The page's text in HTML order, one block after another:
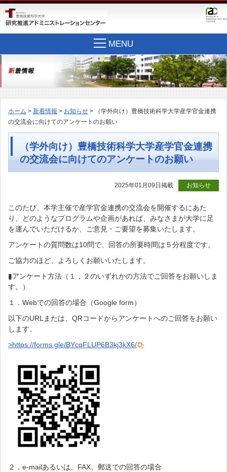
MENU
ホーム > 新着情報 > お知らせ > （学外向け）豊橋技術科学大学産学官金連携
の交流会に向けてのアンケートのお願い
（学外向け）豊橋技術科学大学産学官金連携
の交流会に向けてのアンケートのお願い
お知らせ
2025年01月09日掲載
このたび、本学主催で産学官金連携の交流会を開催するにあた
り、どのようなプログラムや企画があれば、みなさまが大学に足
を運んでいただけるか、ご意見・ご要望を募集いたします。
アンケートの質問数は10問で、回答の所要時間は５分程度です。
ご協力のほど、よろしくお願いいたします。
▮アンケート方法（１，２のいずれかの方法でご回答をお願いしま
す。）
１．Webでの回答の場合（Google form）
以下のURL または、 QRコードからアンケートへのご回答をお願い
します。
>https://forms.gle/BYcqFLUP6B3kj3kX6/
２． e-mailあるいは、 FAX 、郵送での回答の場合